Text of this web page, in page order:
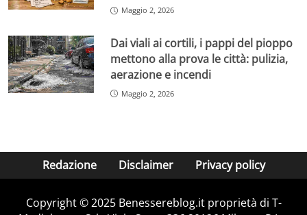
Maggio 2, 2026
Dai viali ai cortili, i pappi del pioppo
mettono alla prova le città: pulizia,
aerazione e incendi
Maggio 2, 2026
Redazione Disclaimer Privacy policy
Copyright © 2025 Benessereblog.it proprietà di T-